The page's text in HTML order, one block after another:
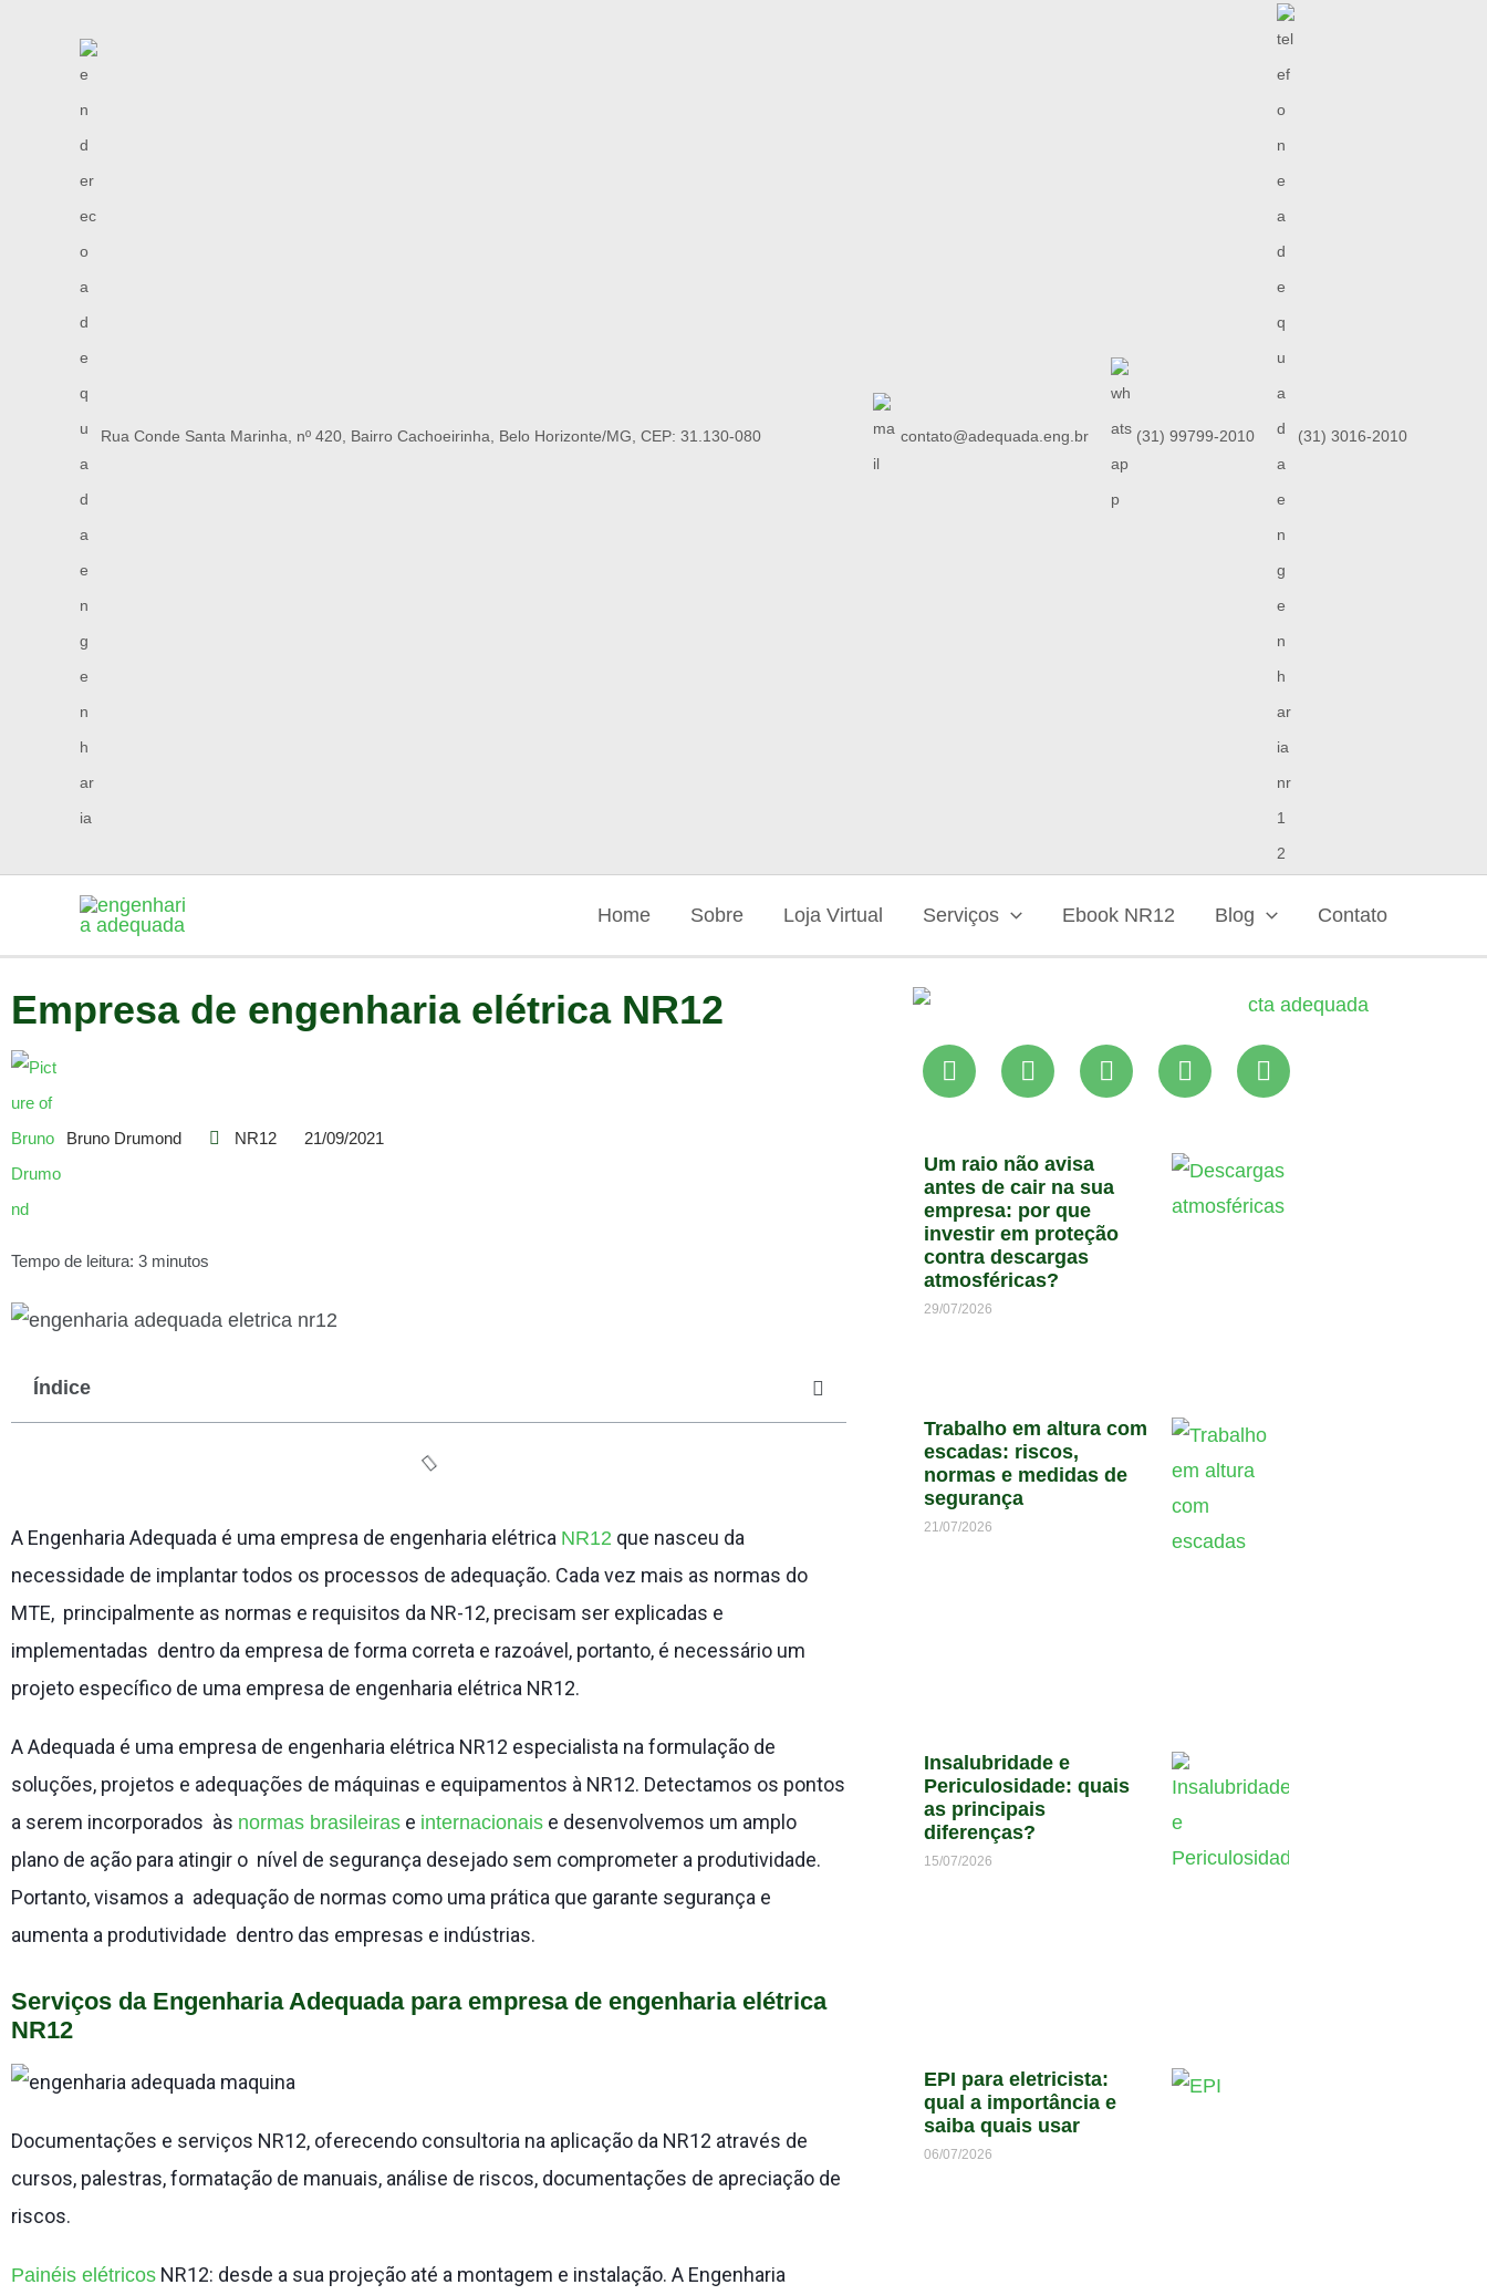
Rua Conde Santa Marinha, nº 420, Bairro Cachoeirinha, Belo Horizonte/MG, CEP: 31.130-080 contato@adequada.eng.br (31) 99799-2010 (31) 3016-2010
Home Sobre Loja Virtual Serviços Ebook NR12 Blog Contato
Empresa de engenharia elétrica NR12
Bruno Drumond NR12 21/09/2021
Tempo de leitura: 3 minutos
Índice
A Engenharia Adequada é uma empresa de engenharia elétrica NR12 que nasceu da
necessidade de implantar todos os processos de adequação. Cada vez mais as normas do
MTE, principalmente as normas e requisitos da NR-12, precisam ser explicadas e
implementadas dentro da empresa de forma correta e razoável, portanto, é necessário um
projeto específico de uma empresa de engenharia elétrica NR12.
A Adequada é uma empresa de engenharia elétrica NR12 especialista na formulação de
soluções, projetos e adequações de máquinas e equipamentos à NR12. Detectamos os pontos
a serem incorporados às normas brasileiras e internacionais e desenvolvemos um amplo
plano de ação para atingir o nível de segurança desejado sem comprometer a produtividade.
Portanto, visamos a adequação de normas como uma prática que garante segurança e
aumenta a produtividade dentro das empresas e indústrias.
Serviços da Engenharia Adequada para empresa de engenharia elétrica
NR12
Documentações e serviços NR12, oferecendo consultoria na aplicação da NR12 através de
cursos, palestras, formatação de manuais, análise de riscos, documentações de apreciação de
riscos.
Painéis elétricos NR12: desde a sua projeção até a montagem e instalação. A Engenharia
Um raio não avisa
antes de cair na sua
empresa: por que
investir em proteção
contra descargas
atmosféricas?
29/07/2026
Trabalho em altura com
escadas: riscos,
normas e medidas de
segurança
21/07/2026
Insalubridade e
Periculosidade: quais
as principais
diferenças?
15/07/2026
EPI para eletricista:
qual a importância e
saiba quais usar
06/07/2026